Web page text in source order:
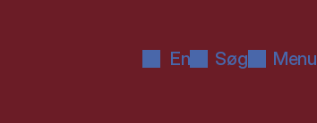
En Søg Menu